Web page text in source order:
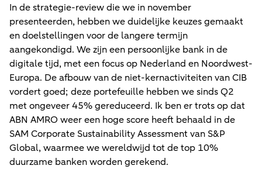
In de strategie-review die we in november
presenteerden, hebben we duidelijke keuzes gemaakt
en doelstellingen voor de langere termijn
aangekondigd. We zijn een persoonlijke bank in de
digitale tijd, met een focus op Nederland en Noordwest-
Europa. De afbouw van de niet-kernactiviteiten van CIB
vordert goed; deze portefeuille hebben we sinds Q2
met ongeveer 45% gereduceerd. Ik ben er trots op dat
ABN AMRO weer een hoge score heeft behaald in de
SAM Corporate Sustainability Assessment van S&P
Global, waarmee we wereldwijd tot de top 10%
duurzame banken worden gerekend.